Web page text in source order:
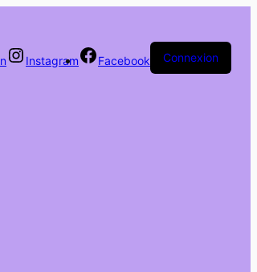
Instagram Facebook Connexion